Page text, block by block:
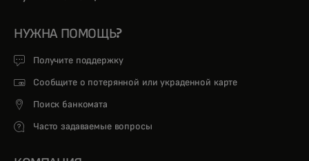
НУЖНА ПОМОЩЬ?
Получите поддержку
Сообщите о потерянной или украденной карте
Поиск банкомата
Часто задаваемые вопросы